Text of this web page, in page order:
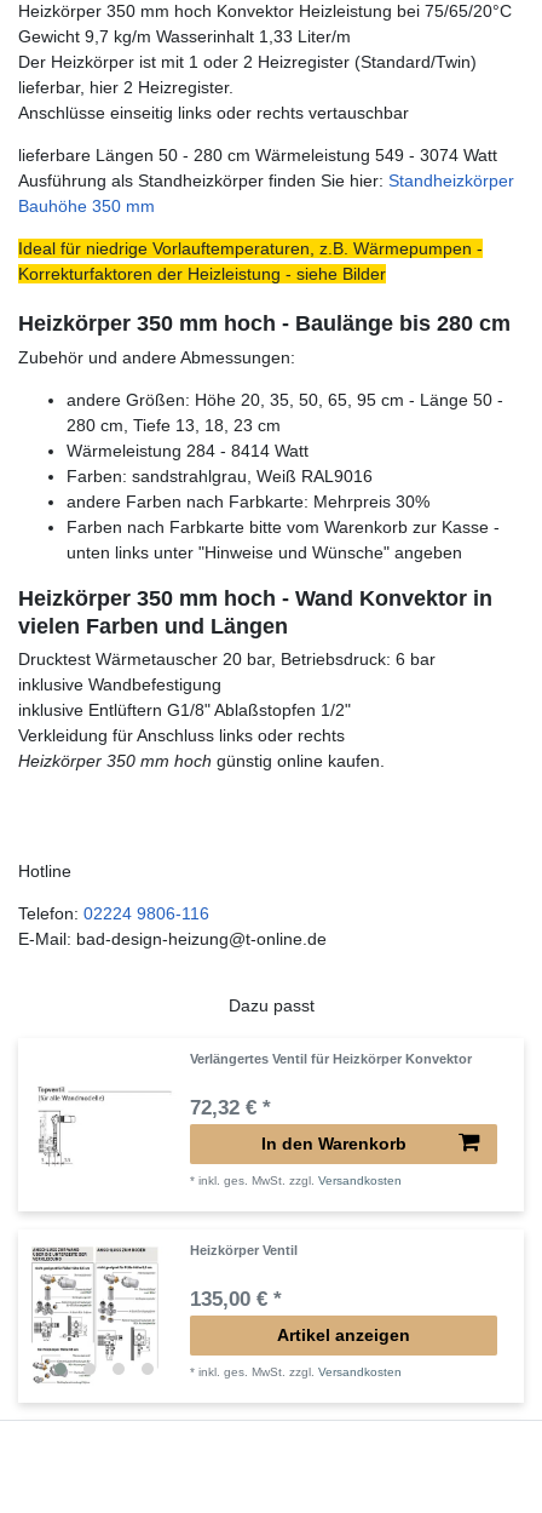
Heizkörper 350 mm hoch Konvektor Heizleistung bei 75/65/20°C
Gewicht 9,7 kg/m Wasserinhalt 1,33 Liter/m
Der Heizkörper ist mit 1 oder 2 Heizregister (Standard/Twin)
lieferbar, hier 2 Heizregister.
Anschlüsse einseitig links oder rechts vertauschbar
lieferbare Längen 50 - 280 cm Wärmeleistung 549 - 3074 Watt
Ausführung als Standheizkörper finden Sie hier: Standheizkörper
Bauhöhe 350 mm
Ideal für niedrige Vorlauftemperaturen, z.B. Wärmepumpen -
Korrekturfaktoren der Heizleistung - siehe Bilder
Heizkörper 350 mm hoch - Baulänge bis 280 cm
Zubehör und andere Abmessungen:
andere Größen: Höhe 20, 35, 50, 65, 95 cm - Länge 50 -
280 cm, Tiefe 13, 18, 23 cm
Wärmeleistung 284 - 8414 Watt
Farben: sandstrahlgrau, Weiß RAL9016
andere Farben nach Farbkarte: Mehrpreis 30%
Farben nach Farbkarte bitte vom Warenkorb zur Kasse -
unten links unter "Hinweise und Wünsche" angeben
Heizkörper 350 mm hoch - Wand Konvektor in
vielen Farben und Längen
Drucktest Wärmetauscher 20 bar, Betriebsdruck: 6 bar
inklusive Wandbefestigung
inklusive Entlüftern G1/8" Ablaßstopfen 1/2"
Verkleidung für Anschluss links oder rechts
Heizkörper 350 mm hoch günstig online kaufen.
Hotline
Telefon: 02224 9806-116
E-Mail: bad-design-heizung@t-online.de
Dazu passt
Verlängertes Ventil für Heizkörper Konvektor
72,32 € *
In den Warenkorb
*inkl. ges. MwSt. zzgl.Versandkosten
Heizkörper Ventil
135,00 € *
Artikel anzeigen
*inkl. ges. MwSt. zzgl.Versandkosten